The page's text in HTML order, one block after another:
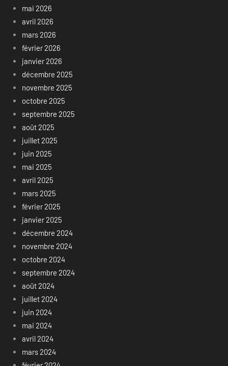
mai 2026
avril 2026
mars 2026
février 2026
janvier 2026
décembre 2025
novembre 2025
octobre 2025
septembre 2025
août 2025
juillet 2025
juin 2025
mai 2025
avril 2025
mars 2025
février 2025
janvier 2025
décembre 2024
novembre 2024
octobre 2024
septembre 2024
août 2024
juillet 2024
juin 2024
mai 2024
avril 2024
mars 2024